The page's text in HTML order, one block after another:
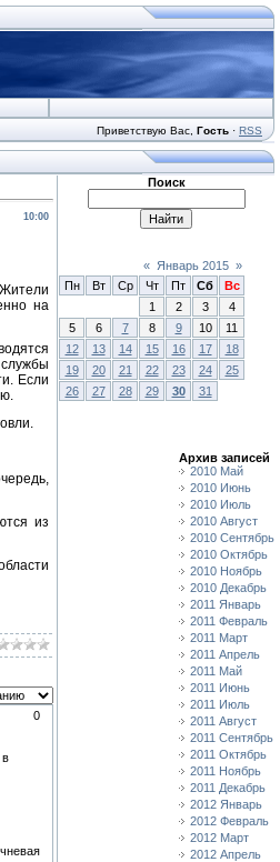
Приветствую Вас Гость · RSS
10:00
на
Если
из
0
в
Поиск
« Январь 2015 »
Пн
Вт Ср Чт Пт Сб
Вс
1
2 3
4
5
6 7 8 9 10
11
12
13 14 15 16 17
18
19
20 21 22 23 24
25
26
27 28 29 30 31
Архив записей
2010 Май
2010 Июнь
2010 Июль
2010 Август
2010 Сентябрь
2010 Октябрь
2010 Ноябрь
2010 Декабрь
2011 Январь
2011 Февраль
2011 Март
2011 Апрель
2011 Май
2011 Июнь
2011 Июль
2011 Август
2011 Сентябрь
2011 Октябрь
2011 Ноябрь
2011 Декабрь
2012 Январь
2012 Февраль
2012 Март
2012 Апрель